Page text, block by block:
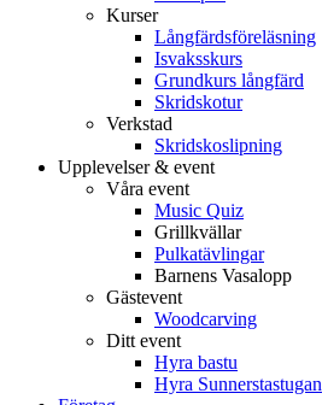
Kurser
Långfärdsföreläsning
Isvaksskurs
Grundkurs långfärd
Skridskotur
Verkstad
Skridskoslipning
Upplevelser & event
Våra event
Music Quiz
Grillkvällar
Pulkatävlingar
Barnens Vasalopp
Gästevent
Woodcarving
Ditt event
Hyra bastu
Hyra Sunnerstastugan